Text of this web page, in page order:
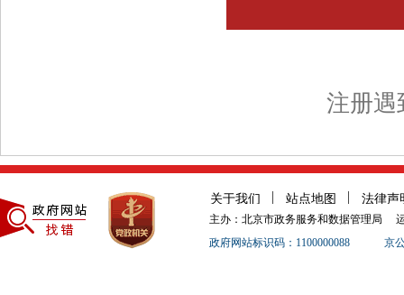
注册
关于我们 站点地图 法律声
主办：北京市政务服务和数据管理局
政府网站标识码：1100000088
京